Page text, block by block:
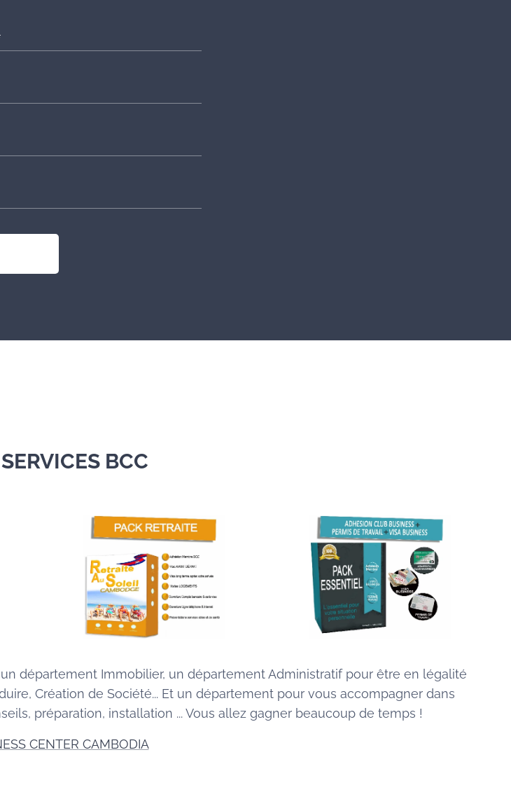
BCC
département Immobilier, un département Administratif pour être en légalité
Création de Société... Et un département pour vous accompagner dans
préparation, installation ... Vous allez gagner beaucoup de temps !
CENTER CAMBODIA